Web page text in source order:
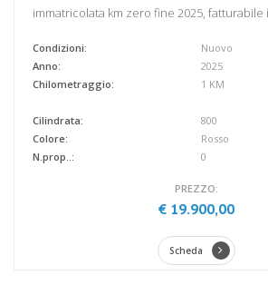
immatricolata km zero fine 2025, fatturabile
Condizioni:
Anno:
Chilometraggio:
Nuovo
2025
1 KM
Cilindrata:
Colore:
N.prop..:
800
Rosso
0
PREZZO:
€ 19.900,00
Scheda